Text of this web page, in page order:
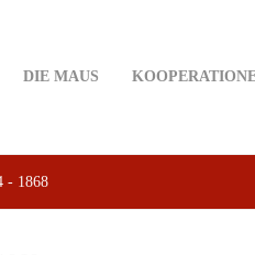
DIE MAUS
- 1868